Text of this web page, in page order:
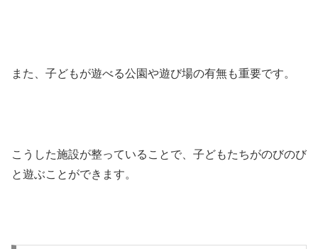
また、子どもが遊べる公園や遊び場の有無も重要です。
こうした施設が整っていることで、子どもたちがのびのび
と遊ぶことができます。